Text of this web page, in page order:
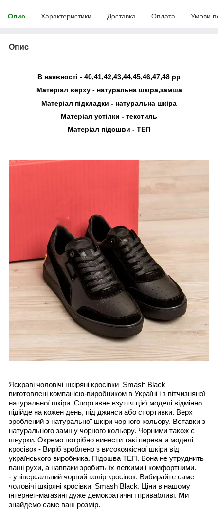
Опис Характеристики Доставка Оплата Умови
Опис
В наявності - 40,41,42,43,44,45,46,47,48 рр
Матеріал верху - натуральна шкіра,замша
Матеріал підкладки - натуральна шкіра
Матеріал устілки - текстиль
Матеріал підошви - ТЕП
Яскраві чоловічі шкіряні кросівки Smash Black
виготовлені компанією-виробником в Україні і з вітчизняної
натуральної шкіри. Спортивне взуття цієї моделі відмінно
підійде на кожен день, під джинси або спортивки. Верх
зроблений з натуральної шкіри чорного кольору. Вставки з
натурального замшу чорного кольору. Чорними також є
шнурки. Окремо потрібно винести такі переваги моделі
кросівок - Виріб зроблено з високоякісної шкіри від
українського виробника. Підошва ТЕП. Вона не утруднить
ваші рухи, а навпаки зробить їх легкими і комфортними.
- універсальний чорний колір кросівок. Вибирайте саме
чоловічі шкіряні кросівки Smash Black. Ціни в нашому
інтернет-магазині дуже демократичні і привабливі. Ми
знайдемо саме ваш розмір.